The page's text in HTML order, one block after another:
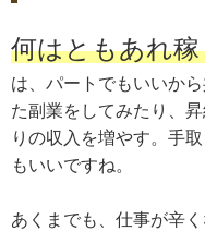
何はともあれ
は、パートでもいいか
た副業をしてみたり、
りの収入を増やす。手
もいいですね。
あくまでも、仕事が辛